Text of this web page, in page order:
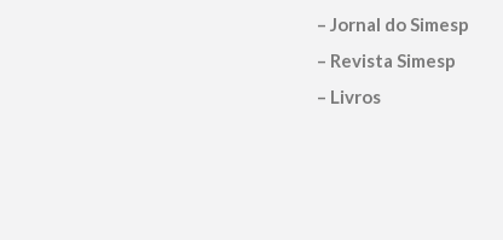
– Jornal do Simesp
– Revista Simesp
– Livros